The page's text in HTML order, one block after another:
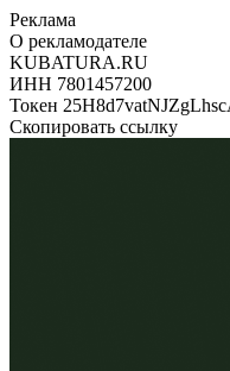
Реклама
О рекламодателе
KUBATURA.RU
ИНН 7801457200
Токен
Скопировать ссылку